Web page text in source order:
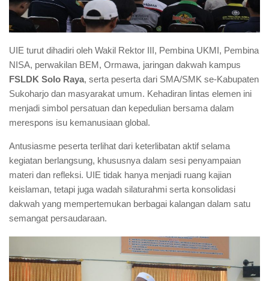
UIE turut dihadiri oleh Wakil Rektor III, Pembina UKMI, Pembina
NISA, perwakilan BEM, Ormawa, jaringan dakwah kampus
FSLDK Solo Raya, serta peserta dari SMA/SMK se-Kabupaten
Sukoharjo dan masyarakat umum. Kehadiran lintas elemen ini
menjadi simbol persatuan dan kepedulian bersama dalam
merespons isu kemanusiaan global.
Antusiasme peserta terlihat dari keterlibatan aktif selama
kegiatan berlangsung, khususnya dalam sesi penyampaian
materi dan refleksi. UIE tidak hanya menjadi ruang kajian
keislaman, tetapi juga wadah silaturahmi serta konsolidasi
dakwah yang mempertemukan berbagai kalangan dalam satu
semangat persaudaraan.